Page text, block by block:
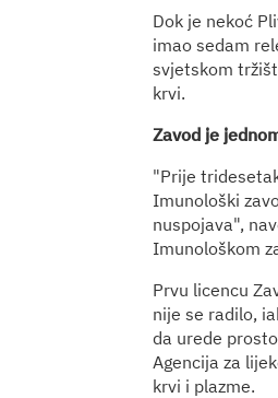
Dok je nekoć
imao sedam
svjetskom
krvi.
Zavod je
"Prije
Imunološki
nuspojava",
Imunološkom
Prvu licencu
nije se radilo,
da urede
Agencija za
krvi i plazme.